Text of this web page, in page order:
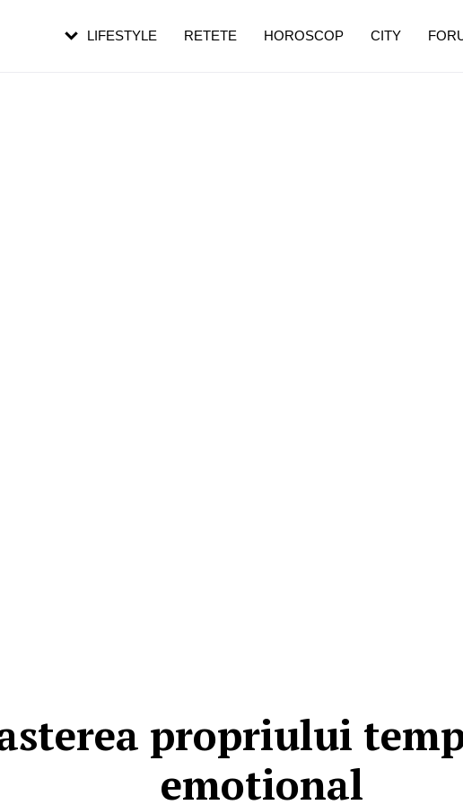
propriului
emotional
LIFESTYLE RETETE HOROSCOP CITY
pe măsură ce înaintezi în vârstă